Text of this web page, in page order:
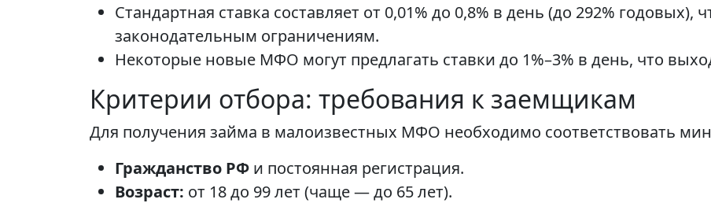
Стандартная ставка составляет от 0,01% до 0,8% в день (до 292% годовых),
законодательным ограничениям.
Некоторые новые МФО могут предлагать ставки до 1%–3% в день, что
Критерии отбора: требования к заемщикам
Для получения займа в малоизвестных МФО необходимо соответствовать
Гражданство РФ и постоянная регистрация.
Возраст: от 18 до 99 лет (чаще — до 65 лет).